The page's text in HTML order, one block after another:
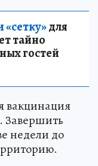
для
тайно
гостей
вакцинация
Завершить
недели до